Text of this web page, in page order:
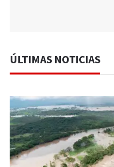
ÚLTIMAS NOTICIAS